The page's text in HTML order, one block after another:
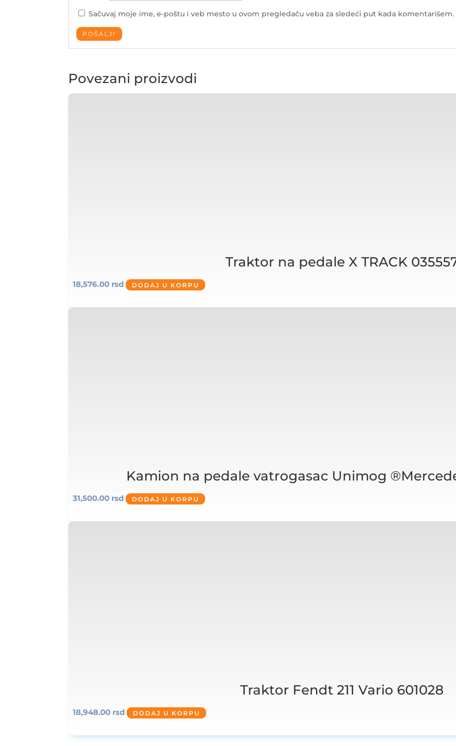
Sačuvaj moje ime, e-poštu i veb mesto u ovom pregledaču veba za sledeći put kada komentarišem.
Povezani proizvodi
Traktor na pedale X TRACK
18,576.00 rsd DODAJ U KORPU
Kamion na pedale vatrogasac Unimog
31,500.00 rsd DODAJ U KORPU
Traktor Fendt 211 Vario 601028
18,948.00 rsd DODAJ U KORPU